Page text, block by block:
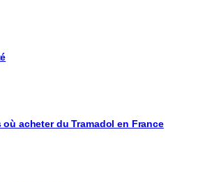
acheter du Tramadol en France